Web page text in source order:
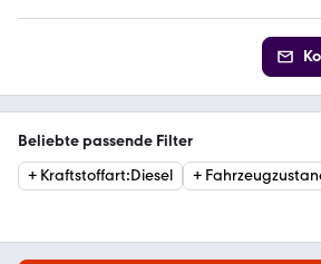
Beliebte passende Filter
+ Kraftstoffart:Diesel +